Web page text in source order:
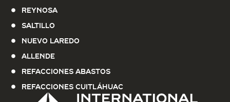
Reynosa
Saltillo
Nuevo Laredo
Allende
Refacciones Abastos
Refacciones Cuitláhuac